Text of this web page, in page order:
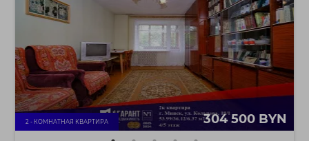
2 - КОМНАТНАЯ КВАРТИРА 304 500 BYN